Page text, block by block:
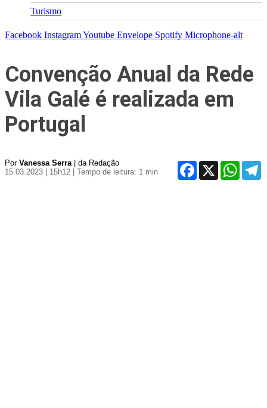
Turismo
Facebook InstagramYoutube Envelope Spotify Microphone-alt
Convenção Anual da Rede
Vila Galé é realizada em
Portugal
Por Vanessa Serra| da Redação
15.03.2023 | 15h12
| Tempo de leitura: 1 min
Facebook
X